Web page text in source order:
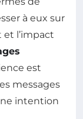
à eux sur
l’impact
est
messages
intention